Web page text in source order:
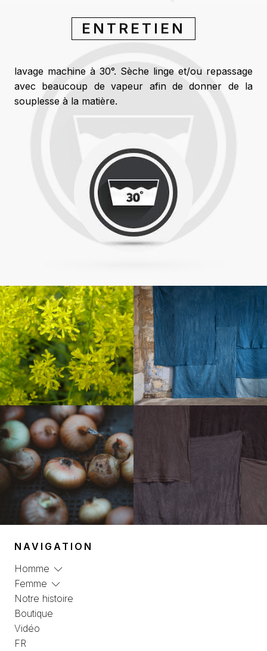
ENTRETIEN
lavage machine à 30°. Sèche linge et/ou repassage
avec beaucoup de vapeur afin de donner de la
souplesse à la matière.
NAVIGATION
Homme
Femme
Notre histoire
Boutique
Vidéo
FR